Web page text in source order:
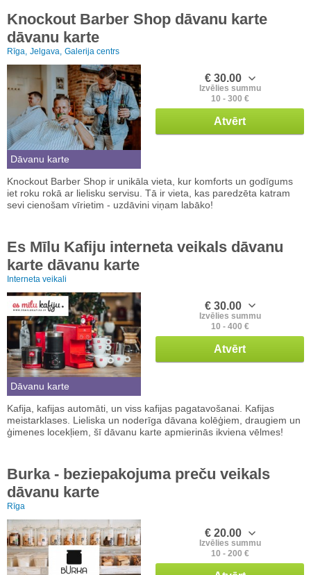
Knockout Barber Shop dāvanu karte
dāvanu karte
Rīga, Jelgava, Galerija centrs
Dāvanu karte
€ 30.00
Izvēlies summu
10 - 300 €
Atvērt
Knockout Barber Shop ir unikāla vieta, kur komforts un godīgums
iet roku rokā ar lielisku servisu. Tā ir vieta, kas paredzēta katram
sevi cienošam vīrietim - uzdāvini viņam labāko!
Es Mīlu Kafiju interneta veikals dāvanu
karte dāvanu karte
Interneta veikali
Dāvanu karte
€ 30.00
Izvēlies summu
10 - 400 €
Atvērt
Kafija, kafijas automāti, un viss kafijas pagatavošanai. Kafijas
meistarklases. Lieliska un noderīga dāvana kolēģiem, draugiem un
ģimenes locekļiem, šī dāvanu karte apmierinās ikviena vēlmes!
Burka - beziepakojuma preču veikals
dāvanu karte
Rīga
€ 20.00
Izvēlies summu
10 - 200 €